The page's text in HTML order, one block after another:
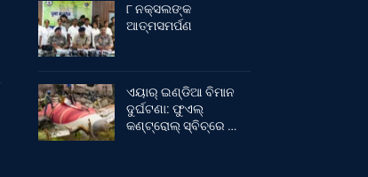
୮ ନକ୍ସଲଙ୍କ
ଆତ୍ମସମର୍ପଣ
ଏୟାର୍ ଇଣ୍ଡିଆ ବିମାନ
ଦୁର୍ଘଟଣା: ଫୁଏଲ୍‌
କଣ୍ଟ୍ରୋଲ୍‌ ସ୍ବିଚ୍‌ରେ …